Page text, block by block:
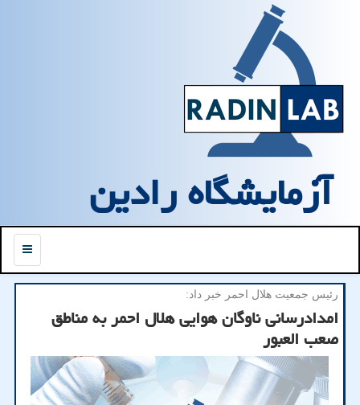
آزمایشگاه رادین
منو
رئیس جمعیت هلال احمر خبر داد:
امدادرسانی ناوگان هوایی هلال احمر به مناطق
صعب العبور